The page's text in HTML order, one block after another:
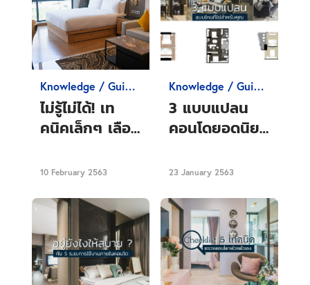
Knowledge / Guide
Condo
ไม่รู้ไม่ได้! เท
คนิคเล็กๆ เลือก
ให้เสียใจภาย
10 February 2563
Knowledge / Guide
Condo
3 แบบแปลน
คอนโดยอดนิยม
สำหรับคุณ
23 January 2563